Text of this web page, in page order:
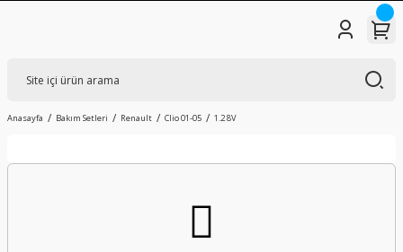
Anasayfa Bakım Setleri Renault Clio 01-05 1.2 8V